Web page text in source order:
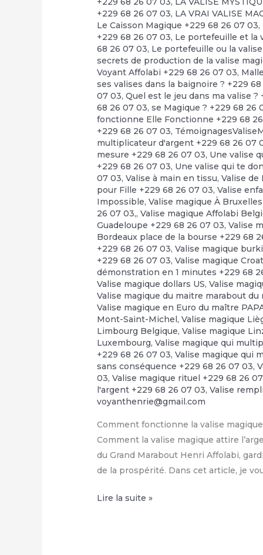
+229 68 26 07 03, LA VRAI VALISE
Le Caisson Magique +229 68 26 07 03,
+229 68 26 07 03, Le portefeuille et la
68 26 07 03, Le portefeuille ou la
secrets de production de la valise
Voyant Affolabi +229 68 26 07 03,
ses valises dans la baignoire ? +229
07 03,Quel est le jeu dans ma valise ?
68 26 07 03,se Magique ? +229 68 26
fonctionne Elle Fonctionne +229 68
+229 68 26 07 03,
multiplicateur d'argent +229 68 26 07
mesure +229 68 26 07 03, Une valise
+229 68 26 07 03, Une valise qui te
07 03,Valise à main en tissu,Valise de
pour Fille +229 68 26 07 03,Valise
Impossible,Valise magique À
26 07 03,,Valise magique Affolabi
Guadeloupe +229 68 26 07 03,Valise
Bordeaux place de la bourse +229 68
+229 68 26 07 03,Valise magique
+229 68 26 07 03,Valise magique
démonstration en 1 minutes +229 68
Valise magique dollars US,Valise
Valise magique du maitre marabout
Valise magique en Euro du maître
Mont-Saint-Michel,Valise magique
Limbourg Belgique,Valise magique
Luxembourg,Valise magique qui
+229 68 26 07 03,Valise magique qui
sans conséquence +229 68 26 07 03,
03,Valise magique rituel +229 68 26
l'argent +229 68 26 07 03,Valise
voyanthenrie@gmail.com
Comment fonctionne la valise
Comment la valise magique attire
du Grand Marabout Henri Affolabi,
de la prospérité. Dans cet article, je
Condition
Lire la suite »